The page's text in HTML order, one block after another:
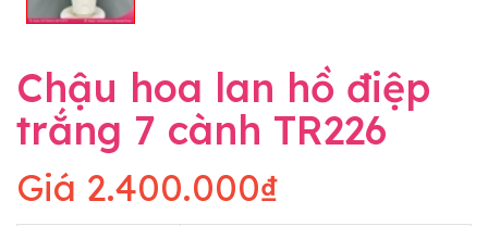
Chậu hoa lan hồ điệp
trắng 7 cành TR226
Giá 2.400.000₫